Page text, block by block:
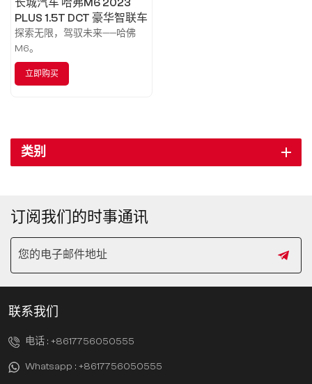
PLUS 1.5T DCT 豪华智联车
型
探索无限，驾驭未来——哈佛
M6。
立即购买
类别
订阅我们的时事通讯
联系我们
电话 : +8617756050555
Whatsapp : +8617756050555